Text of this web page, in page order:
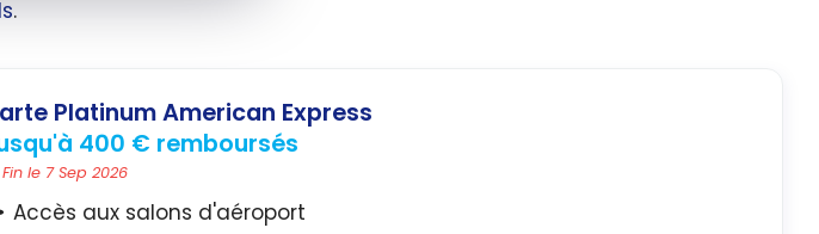
.
Platinum American Express
400 € remboursés
Fin le 7 Sep 2026
Accès aux salons d'aéroport